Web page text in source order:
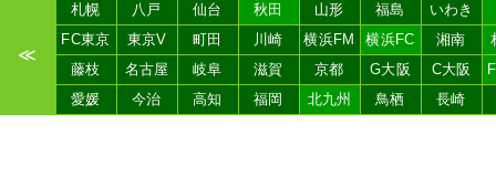
≪
札幌 八戸 仙台 秋田 山形 福島
いわき
FC東京
東京V 町田 川崎 横浜FM 横浜FC 湘南
藤枝
名古屋 岐阜 滋賀 京都 G大阪 C大阪
愛媛
今治 高知 福岡 北九州 鳥栖 長崎